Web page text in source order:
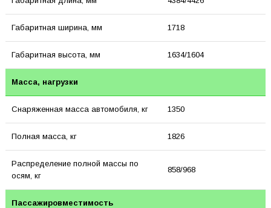
Габаритная ширина, мм 1718
Габаритная высота, мм 1634/1604
Масса, нагрузки
Снаряженная масса автомобиля, кг 1350
Полная масса, кг 1826
Распределение полной массы по
осям, кг
858/968
Пассажировместимость